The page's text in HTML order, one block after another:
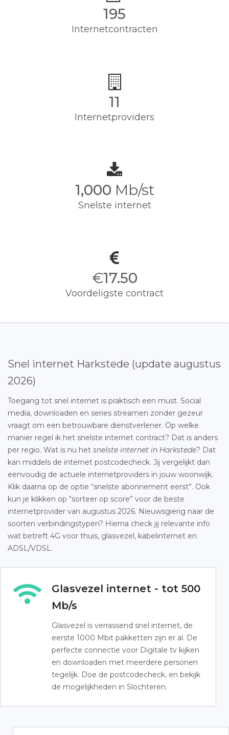
195
Internetcontracten
11
Internetproviders
1,000 Mb/st
Snelste internet
€17.50
Voordeligste contract
Snel internet Harkstede (update augustus
2026)
Toegang tot snel internet is praktisch een must. Social
media, downloaden en series streamen zonder gezeur
vraagt om een betrouwbare dienstverlener. Op welke
manier regel ik het snelste internet contract? Dat is anders
per regio. Wat is nu het snelste internet in Harkstede? Dat
kan middels de internet postcodecheck. Jij vergelijkt dan
eenvoudig de actuele internetproviders in jouw woonwijk.
Klik daarna op de optie “snelste abonnement eerst”. Ook
kun je klikken op “sorteer op score” voor de beste
internetprovider van augustus 2026. Nieuwsgierig naar de
soorten verbindingstypen? Hierna check jij relevante info
wat betreft 4G voor thuis, glasvezel, kabelinternet en
ADSL/VDSL.
Glasvezel internet - tot 500
Mb/s
Glasvezel is verrassend snel internet, de
eerste 1000 Mbit pakketten zijn er al. De
perfecte connectie voor Digitale tv kijken
en downloaden met meerdere personen
tegelijk. Doe de postcodecheck, en bekijk
de mogelijkheden in Slochteren.